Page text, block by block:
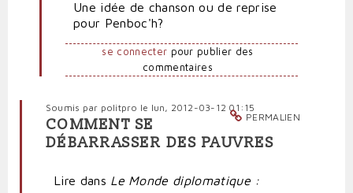
The
Moody's
Une idée de chanson ou de reprise
pour Penboc'h?
se connecter pour publier des
commentaires
PERMALIEN
Soumis par politpro le lun, 2012-03-12 01:15
COMMENT SE
DÉBARRASSER DES PAUVRES
Lire dans Le Monde diplomatique :